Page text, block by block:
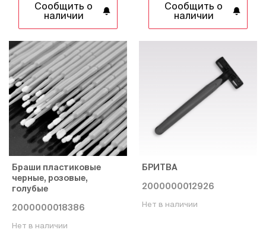
Сообщить о
наличии
Сообщить о
наличии
Браши пластиковые
черные, розовые,
голубые
2000000018386
Нет в наличии
БРИТВА
2000000012926
Нет в наличии